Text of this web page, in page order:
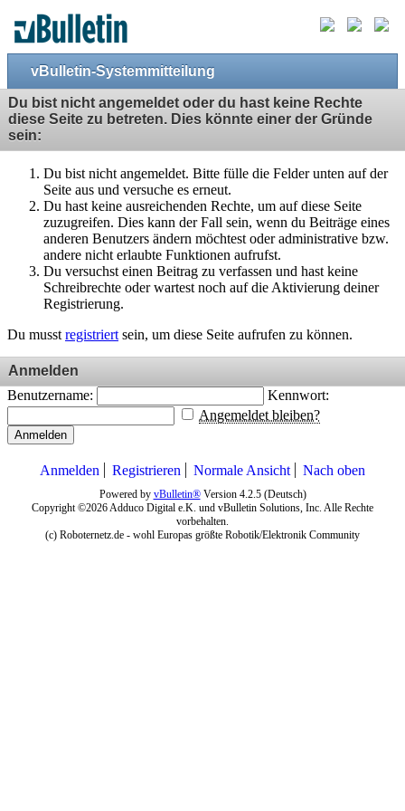
vBulletin-Systemmitteilung
Du bist nicht angemeldet oder du hast keine Rechte
diese Seite zu betreten. Dies könnte einer der Gründe
sein:
Du bist nicht angemeldet. Bitte fülle die Felder unten auf der
Seite aus und versuche es erneut.
Du hast keine ausreichenden Rechte, um auf diese Seite
zuzugreifen. Dies kann der Fall sein, wenn du Beiträge eines
anderen Benutzers ändern möchtest oder administrative bzw.
andere nicht erlaubte Funktionen aufrufst.
Du versuchst einen Beitrag zu verfassen und hast keine
Schreibrechte oder wartest noch auf die Aktivierung deiner
Registrierung.
Du musst registriert sein, um diese Seite aufrufen zu können.
Anmelden
Benutzername:
Kennwort:
Angemeldet bleiben?
Anmelden
Anmelden Registrieren Normale Ansicht Nach oben
Powered by vBulletin®Version 4.2.5 (Deutsch)
Copyright ©2026 Adduco Digital e.K. und vBulletin Solutions, Inc. Alle Rechte
vorbehalten.
(c) Roboternetz.de - wohl Europas größte Robotik/Elektronik Community